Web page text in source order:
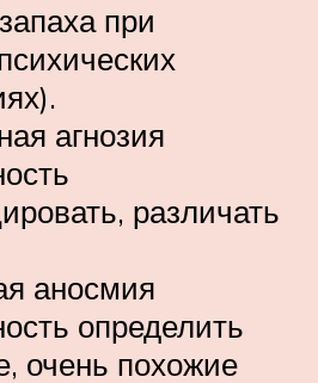
при
агнозия
различать
аносмия
определить
очень похожие